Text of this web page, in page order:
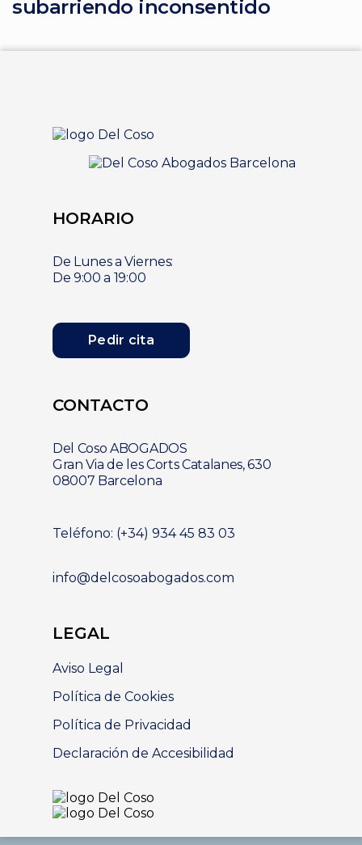
subarriendo inconsentido
HORARIO
De Lunes a Viernes:
De 9:00 a 19:00
Pedir cita
CONTACTO
Del Coso ABOGADOS
Gran Via de les Corts Catalanes, 630
08007 Barcelona
Teléfono: (+34) 934 45 83 03
info@delcosoabogados.com
LEGAL
Aviso Legal
Política de Cookies
Política de Privacidad
Declaración de Accesibilidad